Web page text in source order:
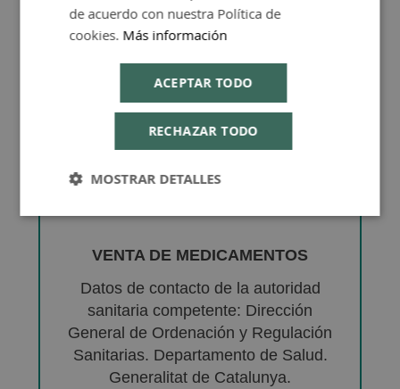
VENTA DE MEDICAMENTOS
Datos de contacto de la autoridad
sanitaria competente: Dirección
General de Ordenación y Regulación
Sanitarias. Departamento de Salud.
Generalitat de Catalunya.
de acuerdo con nuestra Política de
cookies. Más información
ACEPTAR TODO
RECHAZAR TODO
MOSTRAR DETALLES